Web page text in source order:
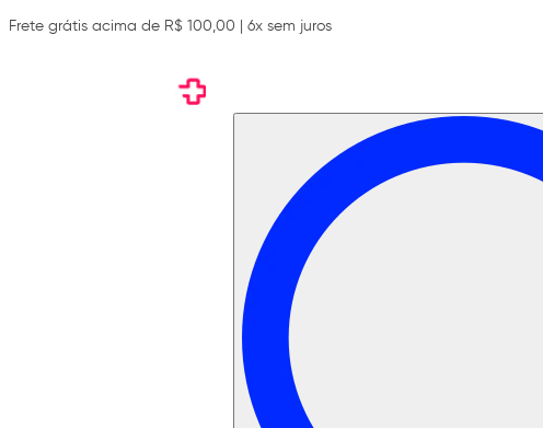
Frete grátis acima de R$ 100,00 | 6x sem juros